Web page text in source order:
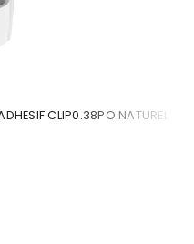
CLIP0.38PO NATUREL